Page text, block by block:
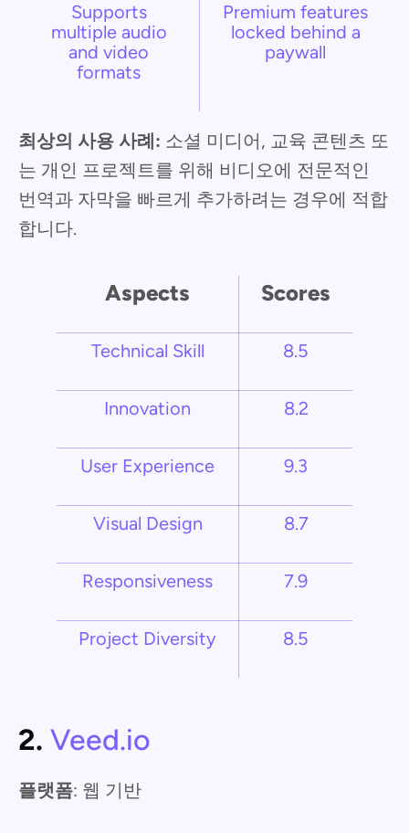
Supports
multiple audio
and video
formats
Premium features
locked behind a
paywall
최상의 사용 사례: 소셜 미디어, 교육 콘텐츠 또
는 개인 프로젝트를 위해 비디오에 전문적인
번역과 자막을 빠르게 추가하려는 경우에 적합
합니다.
Aspects Scores
Technical Skill 8.5
Innovation 8.2
User Experience 9.3
Visual Design 8.7
Responsiveness 7.9
Project Diversity 8.5
2. Veed.io
플랫폼: 웹 기반